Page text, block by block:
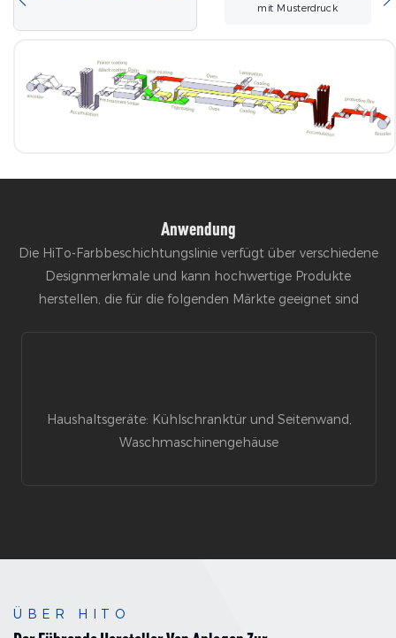
mit Musterdruck
Anwendung
Die HiTo-Farbbeschichtungslinie verfügt über verschiedene
Designmerkmale und kann hochwertige Produkte
herstellen, die für die folgenden Märkte geeignet sind
Haushaltsgeräte: Kühlschranktür und Seitenwand,
Waschmaschinengehäuse
ÜBER HITO